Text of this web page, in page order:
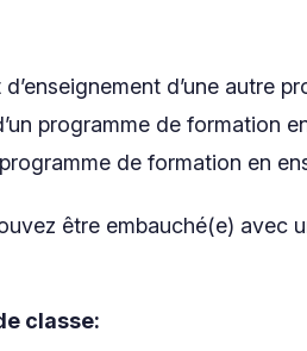
d’une autre
programme de formation
de formation en
être embauché(e) avec
classe: